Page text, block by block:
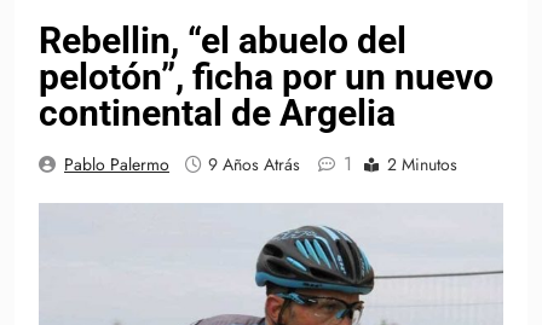
Rebellin, “el abuelo del
pelotón”, ficha por un nuevo
continental de Argelia
Pablo Palermo 9 Años Atrás 1 2 Minutos